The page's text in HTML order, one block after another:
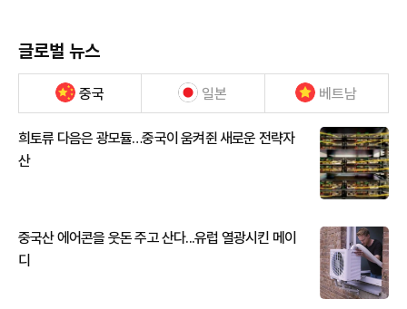
글로벌 뉴스
중국 일본 베트남
희토류 다음은 광모듈…중국이 움켜쥔 새로운 전략자
산
중국산 에어콘을 웃돈 주고 산다...유럽 열광시킨 메이
디